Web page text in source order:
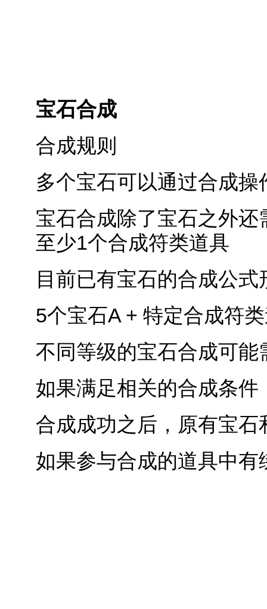
宝石合成
合成规则
多个宝石可以通过合成操
宝石合成除了宝石之外
至少1个合成符类道具
目前已有宝石的合成公式
5个宝石A + 特定合成符
不同等级的宝石合成可能
如果满足相关的合成条
合成成功之后，原有宝
如果参与合成的道具中